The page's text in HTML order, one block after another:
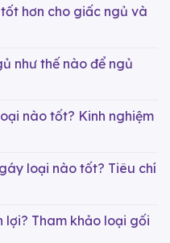
hơn cho giấc ngủ và
như thế nào để ngủ
nào tốt? Kinh nghiệm
loại nào tốt? Tiêu chí
lợi? Tham khảo loại gối